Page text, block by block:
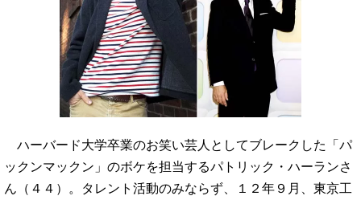
ハーバード大学卒業のお笑い芸人としてブレークした「パ
ックンマックン」のボケを担当するパトリック・ハーランさ
ん（４４）。タレント活動のみならず、１２年９月、東京工